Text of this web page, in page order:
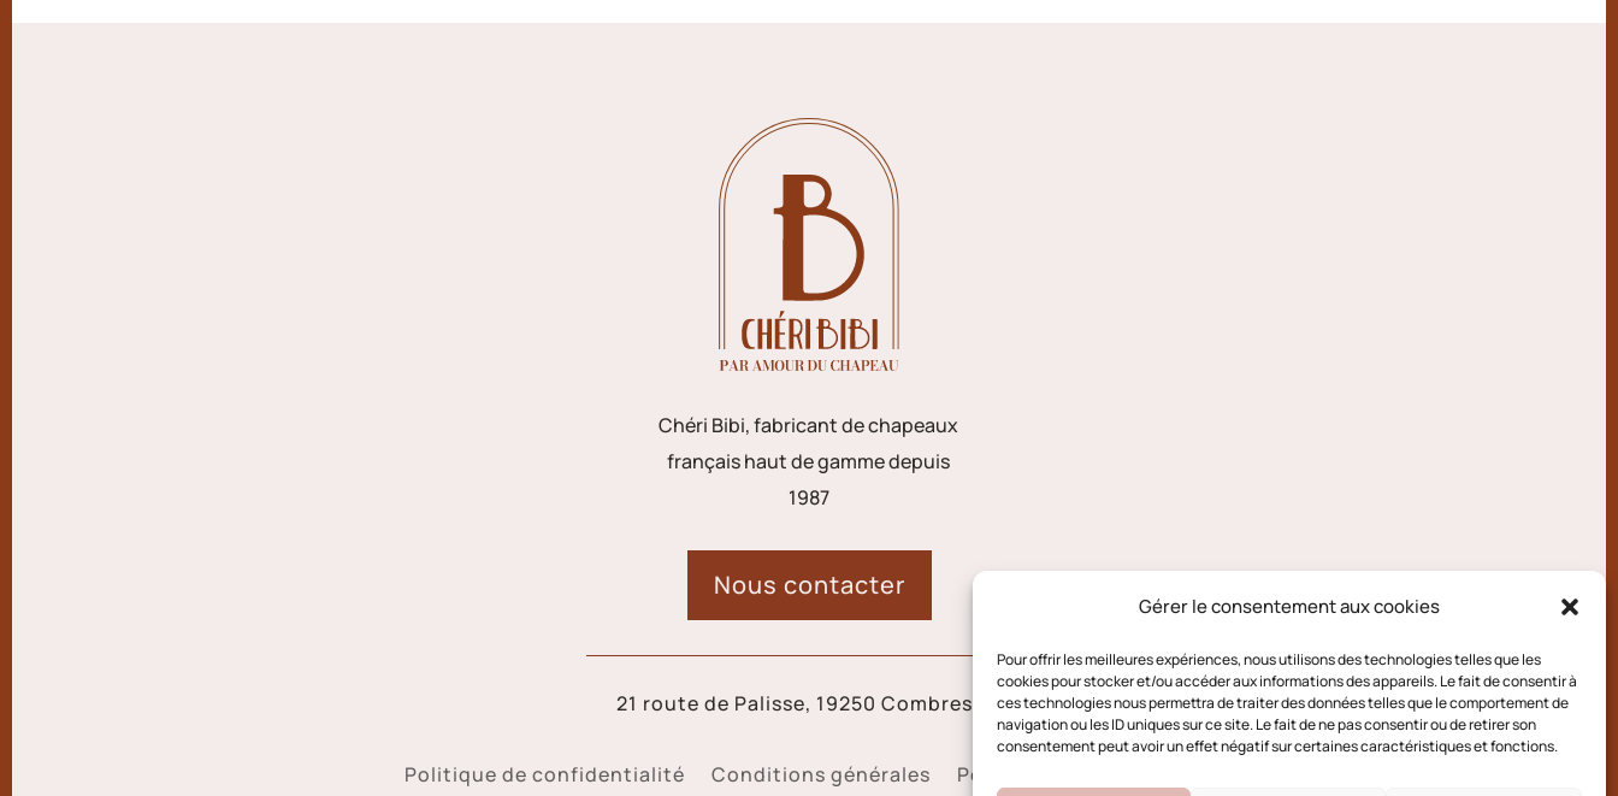
Gérer le consentement aux cookies
Pour offrir les meilleures expériences, nous utilisons des technologies telles que les
cookies pour stocker et/ou accéder aux informations des appareils. Le fait de consentir à
ces technologies nous permettra de traiter des données telles que le comportement de
navigation ou les ID uniques sur ce site. Le fait de ne pas consentir ou de retirer son
consentement peut avoir un effet négatif sur certaines caractéristiques et fonctions.
Chéri Bibi, fabricant de chapeaux
français haut de gamme depuis
1987
Nous contacter
21 route de Palisse, 19250 Combressol
Politique de confidentialité Conditions générales Politique de cookies (UE)